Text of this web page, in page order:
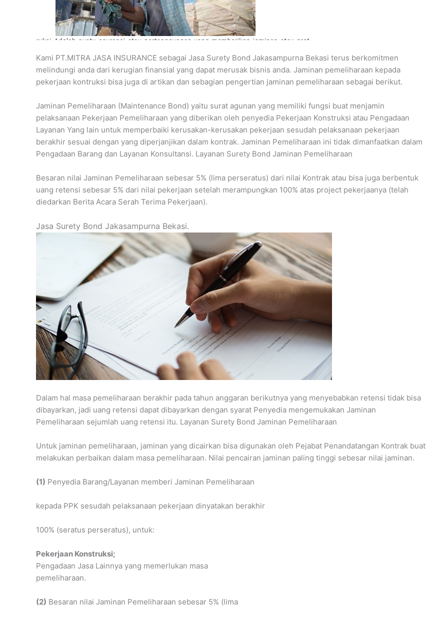
Kami PT.MITRA JASA INSURANCE sebagai Jasa Surety Bond Jakasampurna Bekasi terus berkomitmen
melindungi anda dari kerugian finansial yang dapat merusak bisnis anda. Jaminan pemeliharaan kepada
pekerjaan kontruksi bisa juga di artikan dan sebagian pengertian jaminan pemeliharaan sebagai berikut.
Jaminan Pemeliharaan (Maintenance Bond) yaitu surat agunan yang memiliki fungsi buat menjamin
pelaksanaan Pekerjaan Pemeliharaan yang diberikan oleh penyedia Pekerjaan Konstruksi atau Pengadaan
Layanan Yang lain untuk memperbaiki kerusakan-kerusakan pekerjaan sesudah pelaksanaan pekerjaan
berakhir sesuai dengan yang diperjanjikan dalam kontrak. Jaminan Pemeliharaan ini tidak dimanfaatkan dalam
Pengadaan Barang dan Layanan Konsultansi. Layanan Surety Bond Jaminan Pemeliharaan
Besaran nilai Jaminan Pemeliharaan sebesar 5% (lima perseratus) dari nilai Kontrak atau bisa juga berbentuk
uang retensi sebesar 5% dari nilai pekerjaan setelah merampungkan 100% atas project pekerjaanya (telah
diedarkan Berita Acara Serah Terima Pekerjaan).
Jasa Surety Bond Jakasampurna Bekasi.
Dalam hal masa pemeliharaan berakhir pada tahun anggaran berikutnya yang menyebabkan retensi tidak bisa
dibayarkan, jadi uang retensi dapat dibayarkan dengan syarat Penyedia mengemukakan Jaminan
Pemeliharaan sejumlah uang retensi itu. Layanan Surety Bond Jaminan Pemeliharaan
Untuk jaminan pemeliharaan, jaminan yang dicairkan bisa digunakan oleh Pejabat Penandatangan Kontrak buat
melakukan perbaikan dalam masa pemeliharaan. Nilai pencairan jaminan paling tinggi sebesar nilai jaminan.
(1) Penyedia Barang/Layanan memberi Jaminan Pemeliharaan
kepada PPK sesudah pelaksanaan pekerjaan dinyatakan berakhir
100% (seratus perseratus), untuk:
Pekerjaan Konstruksi;
Pengadaan Jasa Lainnya yang memerlukan masa
pemeliharaan.
(2) Besaran nilai Jaminan Pemeliharaan sebesar 5% (lima